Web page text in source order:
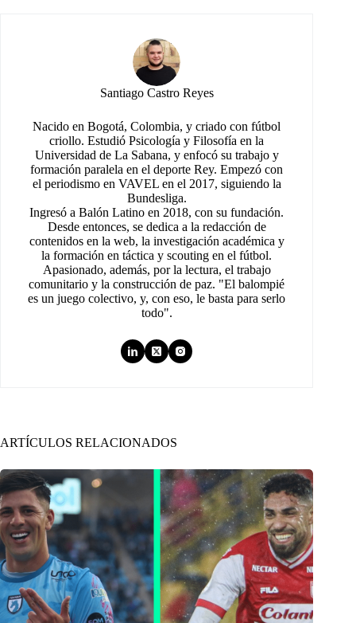
Santiago Castro Reyes
Nacido en Bogotá, Colombia, y criado con fútbol
criollo. Estudió Psicología y Filosofía en la
Universidad de La Sabana, y enfocó su trabajo y
formación paralela en el deporte Rey. Empezó con
el periodismo en VAVEL en el 2017, siguiendo la
Bundesliga.
Ingresó a Balón Latino en 2018, con su fundación.
Desde entonces, se dedica a la redacción de
contenidos en la web, la investigación académica y
la formación en táctica y scouting en el fútbol.
Apasionado, además, por la lectura, el trabajo
comunitario y la construcción de paz. "El balompié
es un juego colectivo, y, con eso, le basta para serlo
todo".
ARTÍCULOS RELACIONADOS